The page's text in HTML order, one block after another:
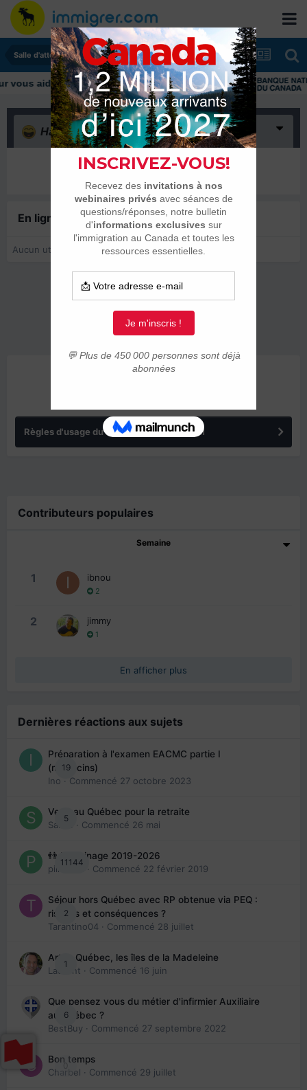
Salle d'attente - échanges de dates
aider tout au long de votre transition
Haha(0)
Il n’y a encore rien ici
En ligne récemment0 membre est en ligne
Aucun utilisateur enregistré regarde cette page.
Règles d'usage du forum IMMIGRER.COM
Contributeurs populaires
Semaine
1 ibnou
2
2 jimmy
1
En afficher plus
Dernières réactions aux sujets
19
Préparation à l'examen EACMC partie I
(médecins)
Ino · Commencé 27 octobre 2023
5
Venir au Québec pour la retraite
Sab74
· Commencé 26 mai
11144
👬 Parrainage 2019-2026
piinoush · Commencé 22 février 2019
2
Séjour hors Québec avec RP obtenue via PEQ :
risques et conséquences ?
Tarantino04 · Commencé 28 juillet
1
Arte : Québec, les îles de la Madeleine
Laurent · Commencé 16 juin
6
Que pensez vous du métier d'infirmier Auxiliaire
au Québec ?
BestBuy · Commencé 27 septembre 2022
0
Bon temps
Charbel · Commencé 29 juillet